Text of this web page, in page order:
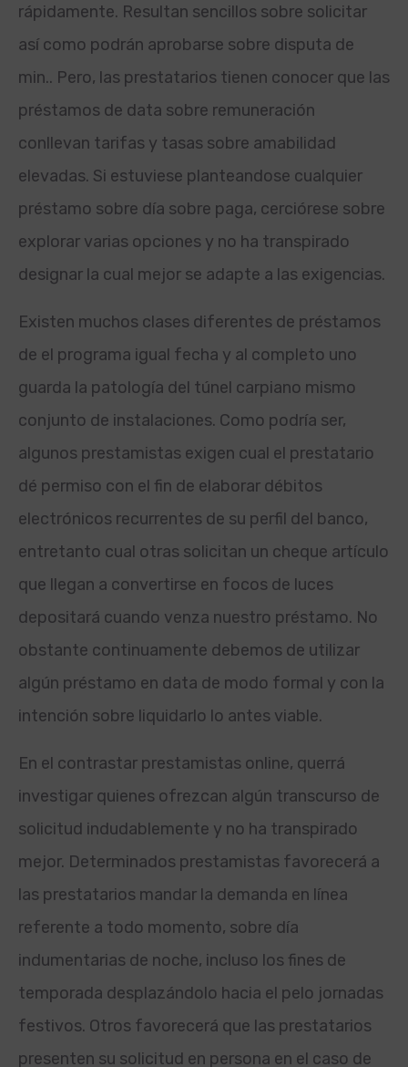
rápidamente. Resultan sencillos sobre solicitar
así­ como podrán aprobarse sobre disputa de
min.. Pero, las prestatarios tienen conocer que las
préstamos de data sobre remuneración
conllevan tarifas y tasas sobre amabilidad
elevadas. Si estuviese planteandose cualquier
préstamo sobre día sobre paga, cerciórese sobre
explorar varias opciones y no ha transpirado
designar la cual mejor se adapte a las exigencias.
Existen muchos clases diferentes de préstamos
de el programa igual fecha y al completo uno
guarda la patologí­a del túnel carpiano mismo
conjunto de instalaciones. Como podrí­a ser,
algunos prestamistas exigen cual el prestatario
dé permiso con el fin de elaborar débitos
electrónicos recurrentes de su perfil del banco,
entretanto cual otras solicitan un cheque artículo
que llegan a convertirse en focos de luces
depositará cuando venza nuestro préstamo. No
obstante continuamente debemos de utilizar
algún préstamo en data de modo formal y con la
intención sobre liquidarlo lo antes viable.
En el contrastar prestamistas online, querrá
investigar quienes ofrezcan algún transcurso de
solicitud indudablemente y no ha transpirado
mejor. Determinados prestamistas favorecerá a
las prestatarios mandar la demanda en línea
referente a todo momento, sobre día
indumentarias de noche, incluso los fines de
temporada desplazándolo hacia el pelo jornadas
festivos. Otros favorecerá que las prestatarios
presenten su solicitud en persona en el caso de